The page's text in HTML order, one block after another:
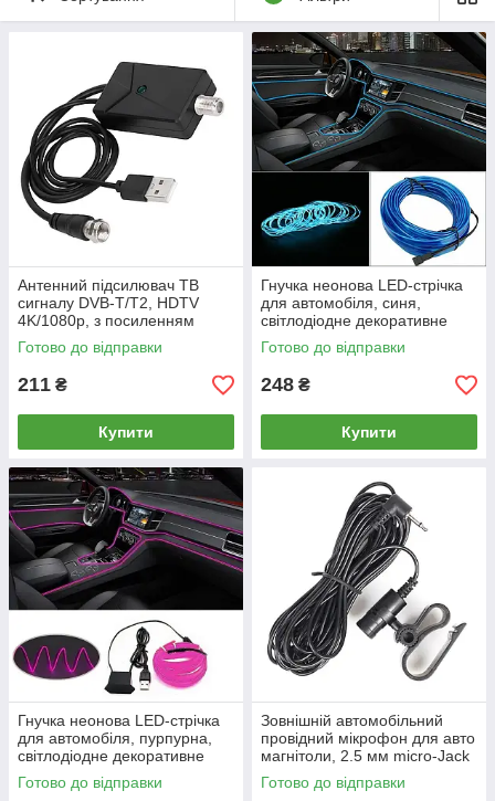
Антенний підсилювач ТВ
сигналу DVB-T/T2, HDTV
4K/1080p, з посиленням
29DB, VHF/UHF з USB
живленням, адаптер
Готово до відправки
211 ₴
Купити
Гнучка неонова LED-стрічка
для автомобіля, синя,
світлодіодне декоративне
підсвічування для салону
авто, 5 метрів, молдинг з USB
Готово до відправки
248 ₴
Купити
Гнучка неонова LED-стрічка
для автомобіля, пурпурна,
світлодіодне декоративне
підсвічування для авто, 5
метрів, молдинг з USB
Готово до відправки
Зовнішній автомобільний
провідний мікрофон для авто
магнітоли, 2.5 мм micro-Jack
3 метри, гучний зв'язок у
машину
Готово до відправки